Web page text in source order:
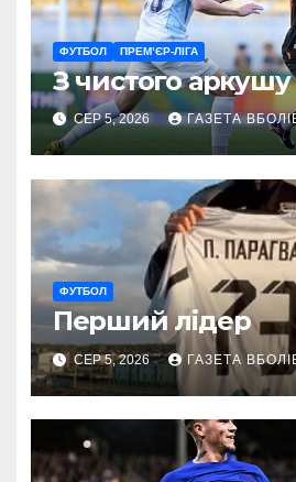
ФУТБОЛ ПРЕМ’ЄР-ЛІГА
З чистого аркушу
СЕР 5, 2026 ГАЗЕТА
ФУТБОЛ
Перший лідер
СЕР 5, 2026 ГАЗЕТА